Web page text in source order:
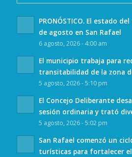
PRONÓSTICO. El estado
de agosto en San Rafael
6 agosto, 2026 - 4:00 am
El municipio trabaja para
transitabilidad de la zona
5 agosto, 2026 - 5:10 pm
El Concejo Deliberante
sesión ordinaria y trató
5 agosto, 2026 - 5:02 pm
San Rafael comenzó un
turísticas para fortalecer